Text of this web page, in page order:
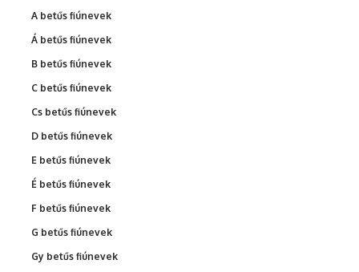
A betűs fiúnevek
Á betűs fiúnevek
B betűs fiúnevek
C betűs fiúnevek
Cs betűs fiúnevek
D betűs fiúnevek
E betűs fiúnevek
É betűs fiúnevek
F betűs fiúnevek
G betűs fiúnevek
Gy betűs fiúnevek